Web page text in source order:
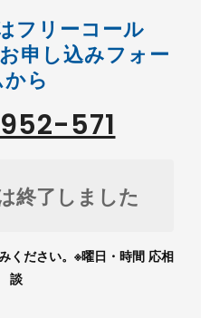
フリーコール
申し込みフォー
ら
571
終了しました
ください。※曜日・時間 応相
談